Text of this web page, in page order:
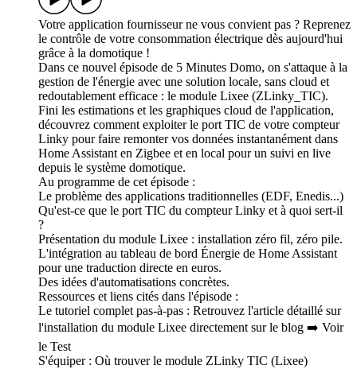
Votre application fournisseur ne vous convient pas ? Reprenez
le contrôle de votre consommation électrique dès aujourd'hui
grâce à la domotique !
Dans ce nouvel épisode de 5 Minutes Domo, on s'attaque à la
gestion de l'énergie avec une solution locale, sans cloud et
redoutablement efficace : le module Lixee (ZLinky_TIC).
Fini les estimations et les graphiques cloud de l'application,
découvrez comment exploiter le port TIC de votre compteur
Linky pour faire remonter vos données instantanément dans
Home Assistant en Zigbee et en local pour un suivi en live
depuis le système domotique.
Au programme de cet épisode :
Le problème des applications traditionnelles (EDF, Enedis...)
Qu'est-ce que le port TIC du compteur Linky et à quoi sert-il
?
Présentation du module Lixee : installation zéro fil, zéro pile.
L'intégration au tableau de bord Énergie de Home Assistant
pour une traduction directe en euros.
Des idées d'automatisations concrètes.
Ressources et liens cités dans l'épisode :
Le tutoriel complet pas-à-pas : Retrouvez l'article détaillé sur
l'installation du module Lixee directement sur le blog ➡️ Voir
le Test
S'équiper : Où trouver le module ZLinky TIC (Lixee)